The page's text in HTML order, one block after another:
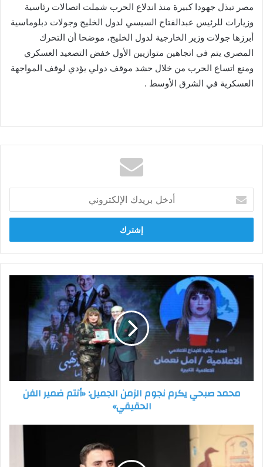
مصر تبذل جهودا كبيرة منذ اندلاع الحرب شملت اتصالات رئاسية
وزيارات للرئيس عبدالفتاح السيسي لدول الخليج وجولات دبلوماسية
أبرزها جولات وزير الخارجية لدول الخليج، موضحا أن التحرك
المصري يتم في اتجاهين متوازيين الأول خفض التصعيد العسكري
ومنع اتساع الحرب من خلال حشد موقف دولي يؤدي لوقف المواجهة
العسكرية في الشرق الأوسط .
بريدك
الإلكتروني
محمد
صبحي
نجوم
الزمن
ضمير
الفن
الحقيقي»
محمد صبحي يكرم نجوم الزمن الجميل: «أنتم ضمير الفن
الحقيقي»
زكي
السيد